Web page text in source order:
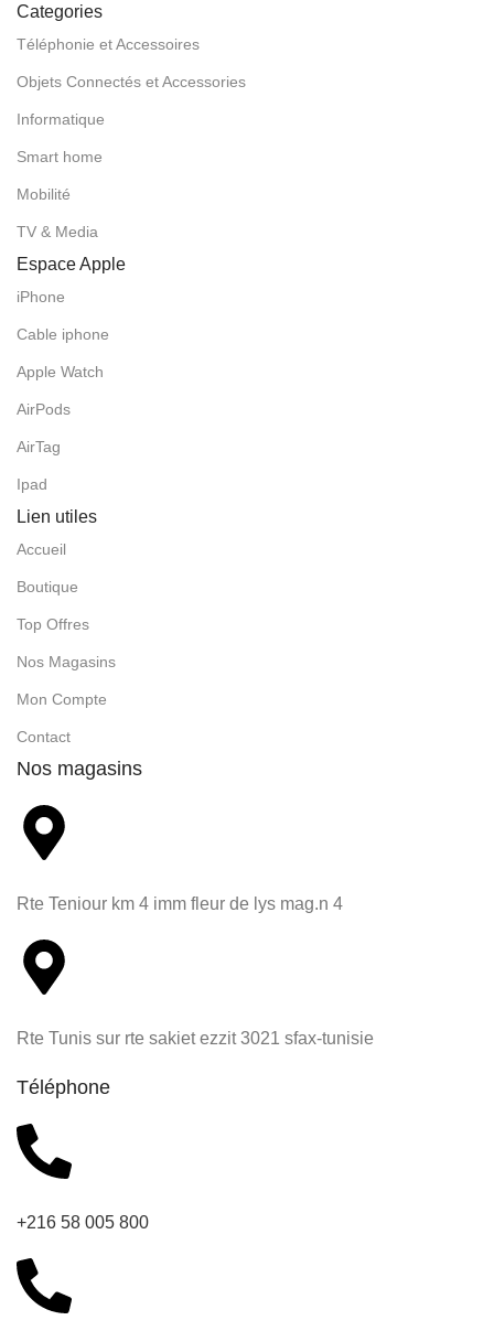
Categories
Téléphonie et Accessoires
Objets Connectés et Accessories
Informatique
Smart home
Mobilité
TV & Media
Espace Apple
iPhone
Cable iphone
Apple Watch
AirPods
AirTag
Ipad
Lien utiles
Accueil
Boutique
Top Offres
Nos Magasins
Mon Compte
Contact
Nos magasins
Rte Teniour km 4 imm fleur de lys mag.n 4
Rte Tunis sur rte sakiet ezzit 3021 sfax-tunisie
Téléphone
+216 58 005 800